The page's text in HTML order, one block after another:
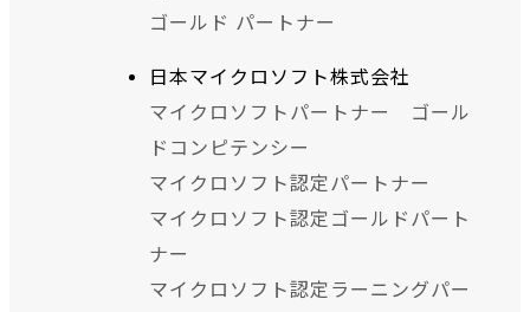
ゴールド パートナー
日本マイクロソフト株式会社
マイクロソフトパートナー ゴール
ドコンピテンシー
マイクロソフト認定パートナー
マイクロソフト認定ゴールドパート
ナー
マイクロソフト認定ラーニングパー